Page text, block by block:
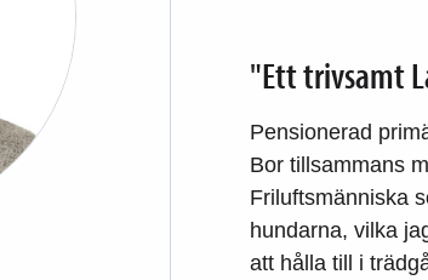
"Ett trivsamt
Pensionerad
Bor tillsammans
Friluftsmänniska
hundarna, vilka
att hålla till i